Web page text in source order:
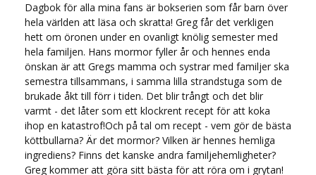
Dagbok för alla mina fans är bokserien som får barn över
hela världen att läsa och skratta! Greg får det verkligen
hett om öronen under en ovanligt knölig semester med
hela familjen. Hans mormor fyller år och hennes enda
önskan är att Gregs mamma och systrar med familjer ska
semestra tillsammans, i samma lilla strandstuga som de
brukade åkt till förr i tiden. Det blir trångt och det blir
varmt - det låter som ett klockrent recept för att koka
ihop en katastrof!Och på tal om recept - vem gör de bästa
köttbullarna? Är det mormor? Vilken är hennes hemliga
ingrediens? Finns det kanske andra familjehemligheter?
Greg kommer att göra sitt bästa för att röra om i grytan!